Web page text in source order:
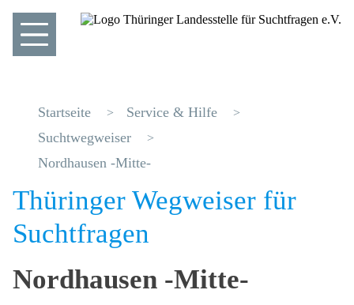
Startseite
Service & Hilfe
Suchtwegweiser
Nordhausen -Mitte-
Thüringer Wegweiser für
Suchtfragen
Nordhausen -Mitte-